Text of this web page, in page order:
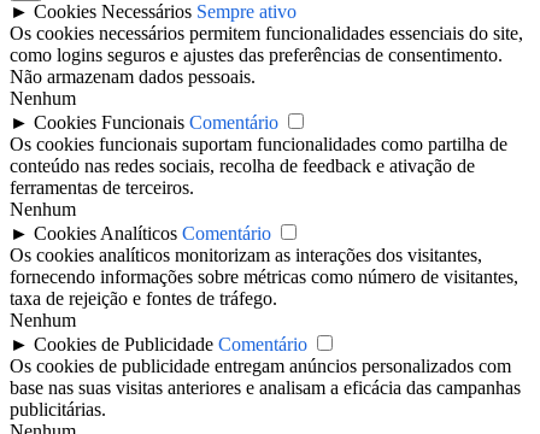
► Cookies Necessários Sempre ativo
Os cookies necessários permitem funcionalidades essenciais do site,
como logins seguros e ajustes das preferências de consentimento.
Não armazenam dados pessoais.
Nenhum
► Cookies Funcionais Comentário
Os cookies funcionais suportam funcionalidades como partilha de
conteúdo nas redes sociais, recolha de feedback e ativação de
ferramentas de terceiros.
Nenhum
► Cookies Analíticos Comentário
Os cookies analíticos monitorizam as interações dos visitantes,
fornecendo informações sobre métricas como número de visitantes,
taxa de rejeição e fontes de tráfego.
Nenhum
► Cookies de Publicidade Comentário
Os cookies de publicidade entregam anúncios personalizados com
base nas suas visitas anteriores e analisam a eficácia das campanhas
publicitárias.